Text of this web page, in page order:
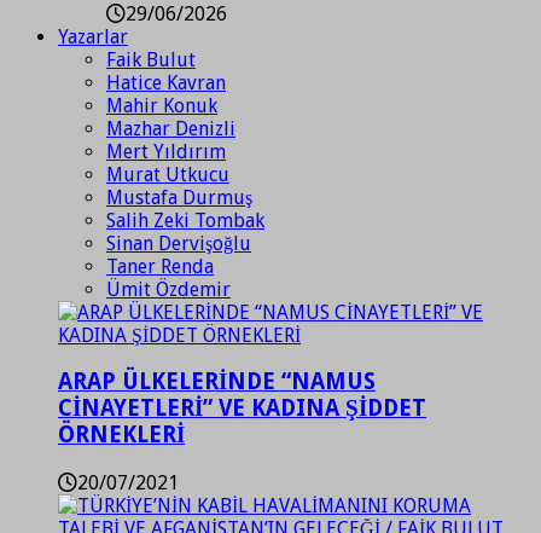
29/06/2026
Yazarlar
Faik Bulut
Hatice Kavran
Mahir Konuk
Mazhar Denizli
Mert Yıldırım
Murat Utkucu
Mustafa Durmuş
Salih Zeki Tombak
Sinan Dervişoğlu
Taner Renda
Ümit Özdemir
ARAP ÜLKELERİNDE “NAMUS
CİNAYETLERİ” VE KADINA ŞİDDET
ÖRNEKLERİ
20/07/2021